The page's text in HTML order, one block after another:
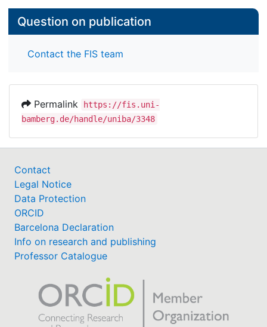
Question on publication
Contact the FIS team
Permalink
https://fis.uni-
bamberg.de/handle/uniba/3348
Contact
Legal Notice
Data Protection
ORCID
Barcelona Declaration
Info on research and publishing
Professor Catalogue